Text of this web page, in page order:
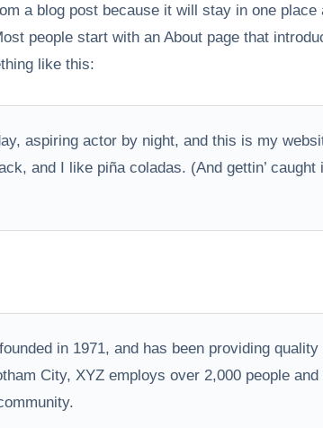
a blog post because it will stay in one place
people start with an About page that
like this:
aspiring actor by night, and this is my
and I like piña coladas. (And gettin’ caught
in 1971, and has been providing
City, XYZ employs over 2,000 people